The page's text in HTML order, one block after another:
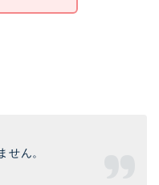
せん。